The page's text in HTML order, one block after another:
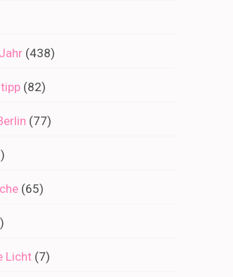
(438)
(82)
(77)
(65)
Licht (7)